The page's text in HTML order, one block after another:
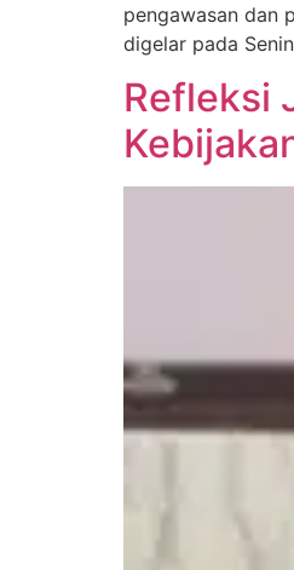
pengawasan dan
digelar pada
Refleksi